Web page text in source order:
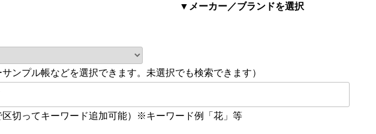
▼メーカー／ブランドを選択
ンプル帳などを選択できます。未選択でも検索できます）
区切ってキーワード追加可能）※キーワード例「花」等